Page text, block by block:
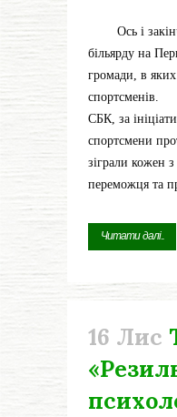
Ось і
більярду на
громади, в
СБК, за
спортсмени
зіграли кожен
переможця та
Читати далі...
16 Лис